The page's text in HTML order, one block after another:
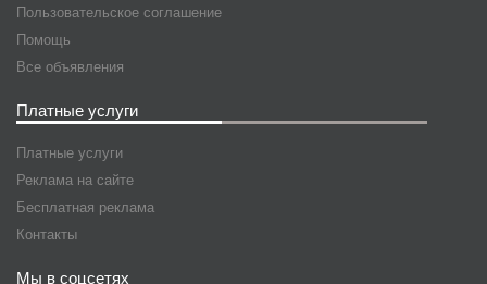
Пользовательское соглашение
Помощь
Все объявления
Платные услуги
Платные услуги
Реклама на сайте
Бесплатная реклама
Контакты
Мы в соцсетях